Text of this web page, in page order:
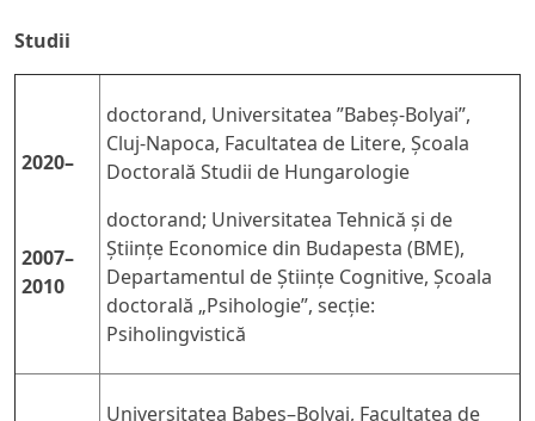
Studii
2020–
2007–
2010
doctorand, Universitatea ”Babeș-Bolyai”,
Cluj-Napoca, Facultatea de Litere, Școala
Doctorală Studii de Hungarologie
doctorand; Universitatea Tehnică și de
Științe Economice din Budapesta (BME),
Departamentul de Științe Cognitive, Școala
doctorală „Psihologie”, secție:
Psiholingvistică
Universitatea Babeş–Bolyai, Facultatea de